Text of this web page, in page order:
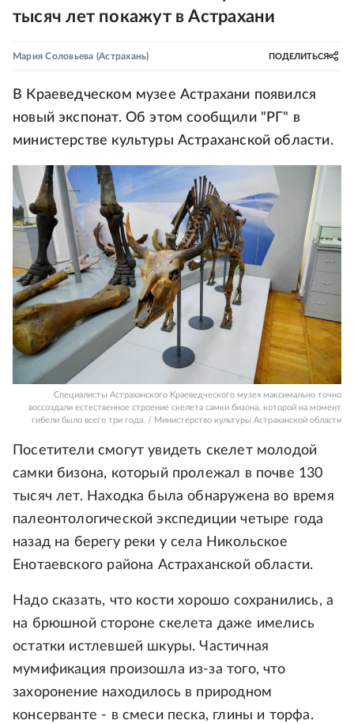
тысяч лет покажут в Астрахани
Мария Соловьева (Астрахань) ПОДЕЛИТЬСЯ
В Краеведческом музее Астрахани появился
новый экспонат. Об этом сообщили "РГ" в
министерстве культуры Астраханской области.
Специалисты Астраханского Краеведческого музея максимально точно
воссоздали естественное строение скелета самки бизона, которой на момент
гибели было всего три года. / Министерство культуры Астраханской области
Посетители смогут увидеть скелет молодой
самки бизона, который пролежал в почве 130
тысяч лет. Находка была обнаружена во время
палеонтологической экспедиции четыре года
назад на берегу реки у села Никольское
Енотаевского района Астраханской области.
Надо сказать, что кости хорошо сохранились, а
на брюшной стороне скелета даже имелись
остатки истлевшей шкуры. Частичная
мумификация произошла из-за того, что
захоронение находилось в природном
консерванте - в смеси песка, глины и торфа.